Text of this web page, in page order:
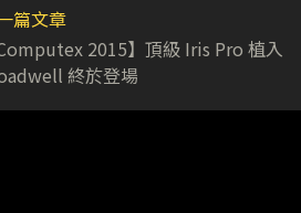
篇文章
Computex 2015】頂級 Iris Pro 植入
終於登場